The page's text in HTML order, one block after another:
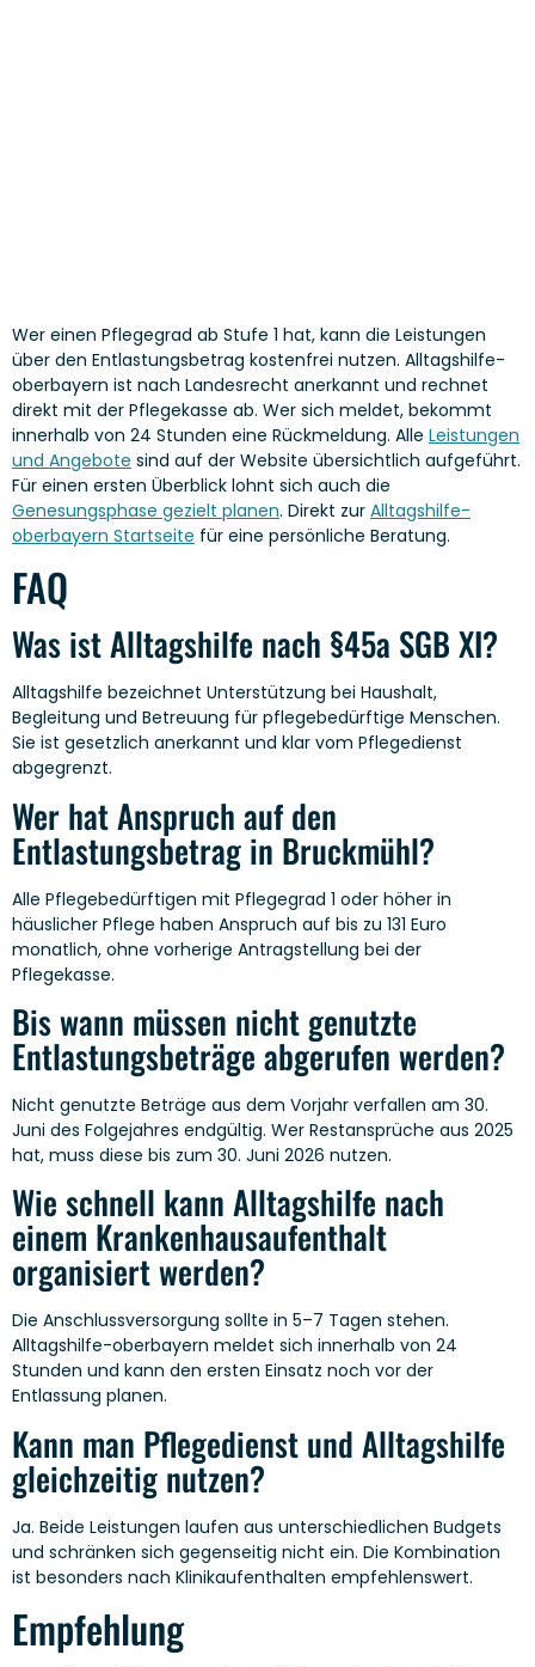
Wer einen Pflegegrad ab Stufe 1 hat, kann die Leistungen
über den Entlastungsbetrag kostenfrei nutzen. Alltagshilfe-
oberbayern ist nach Landesrecht anerkannt und rechnet
direkt mit der Pflegekasse ab. Wer sich meldet, bekommt
innerhalb von 24 Stunden eine Rückmeldung. Alle Leistungen
und Angebote sind auf der Website übersichtlich aufgeführt.
Für einen ersten Überblick lohnt sich auch die
Genesungsphase gezielt planen. Direkt zur Alltagshilfe-
oberbayern Startseite für eine persönliche Beratung.
FAQ
Was ist Alltagshilfe nach §45a SGB XI?
Alltagshilfe bezeichnet Unterstützung bei Haushalt,
Begleitung und Betreuung für pflegebedürftige Menschen.
Sie ist gesetzlich anerkannt und klar vom Pflegedienst
abgegrenzt.
Wer hat Anspruch auf den
Entlastungsbetrag in Bruckmühl?
Alle Pflegebedürftigen mit Pflegegrad 1 oder höher in
häuslicher Pflege haben Anspruch auf bis zu 131 Euro
monatlich, ohne vorherige Antragstellung bei der
Pflegekasse.
Bis wann müssen nicht genutzte
Entlastungsbeträge abgerufen werden?
Nicht genutzte Beträge aus dem Vorjahr verfallen am 30.
Juni des Folgejahres endgültig. Wer Restansprüche aus 2025
hat, muss diese bis zum 30. Juni 2026 nutzen.
Wie schnell kann Alltagshilfe nach
einem Krankenhausaufenthalt
organisiert werden?
Die Anschlussversorgung sollte in 5–7 Tagen stehen.
Alltagshilfe-oberbayern meldet sich innerhalb von 24
Stunden und kann den ersten Einsatz noch vor der
Entlassung planen.
Kann man Pflegedienst und Alltagshilfe
gleichzeitig nutzen?
Ja. Beide Leistungen laufen aus unterschiedlichen Budgets
und schränken sich gegenseitig nicht ein. Die Kombination
ist besonders nach Klinikaufenthalten empfehlenswert.
Empfehlung